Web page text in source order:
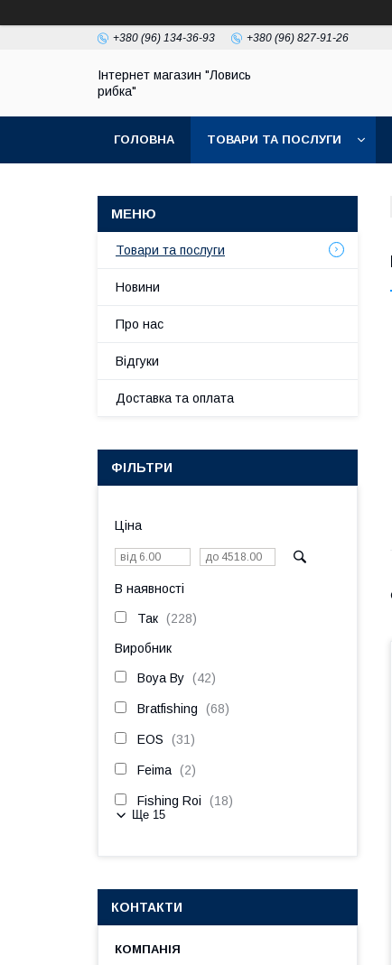
+380 (96) 134-36-93 +380 (96) 827-91-26
Інтернет магазин "Ловись
рибка"
ГОЛОВНА ТОВАРИ ТА ПОСЛУГИ
Товари та послуги
Новини
Про нас
Відгуки
Доставка та оплата
ФІЛЬТРИ
Ціна
В наявності
Так 228
Виробник
Boya By 42
Bratfishing 68
EOS 31
Feima 2
Fishing Roi 18
Ще 15
КОНТАКТИ